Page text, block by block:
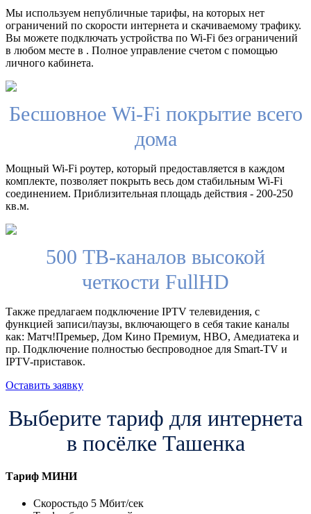
Мы используем непубличные тарифы, на которых нет
ограничений по скорости интернета и скачиваемому трафику.
Вы можете подключать устройства по Wi-Fi без ограничений
в любом месте в . Полное управление счетом с помощью
личного кабинета.
Бесшовное Wi-Fi покрытие всего
дома
Мощный Wi-Fi роутер, который предоставляется в каждом
комплекте, позволяет покрыть весь дом стабильным Wi-Fi
соединением. Приблизительная площадь действия - 200-250
кв.м.
500 ТВ-каналов высокой
четкости FullHD
Также предлагаем подключение IPTV телевидения, с
функцией записи/паузы, включающего в себя такие каналы
как: Матч!Премьер, Дом Кино Премиум, HBO, Амедиатека и
пр. Подключение полностью беспроводное для Smart-TV и
IPTV-приставок.
Оставить заявку
Выберите тариф для интернета
в посёлке Ташенка
Тариф МИНИ
Скоростьдо 5 Мбит/сек